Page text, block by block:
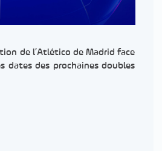
de l’Atlético de Madrid face
dates des prochaines doubles